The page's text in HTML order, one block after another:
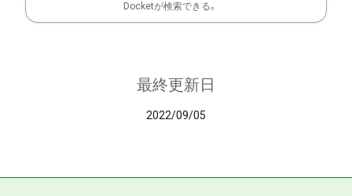
Docketが検索できる。
最終更新日
2022/09/05